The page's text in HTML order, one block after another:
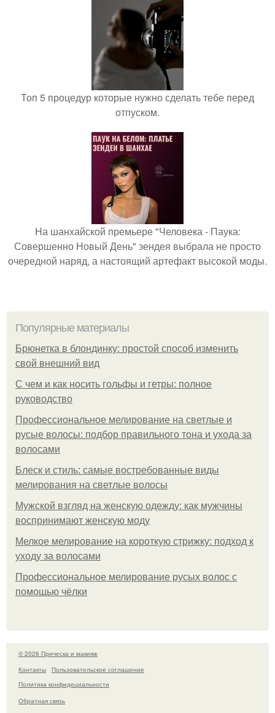
Топ 5 процедур которые нужно сделать тебе перед
отпуском.
На шанхайской премьере "Человека - Паука:
Совершенно Новый День" зендея выбрала не просто
очередной наряд, а настоящий артефакт высокой моды.
Популярные материалы
Брюнетка в блондинку: простой способ изменить
свой внешний вид
С чем и как носить гольфы и гетры: полное
руководство
Профессиональное мелирование на светлые и
русые волосы: подбор правильного тона и ухода за
волосами
Блеск и стиль: самые востребованные виды
мелирования на светлые волосы
Мужской взгляд на женскую одежду: как мужчины
воспринимают женскую моду
Мелкое мелирование на короткую стрижку: подход к
уходу за волосами
Профессиональное мелирование русых волос с
помощью чёлки
© 2026 Прическа и макияж
Контакты
Пользовательское соглашение
Политика конфидециальности
Обратная связь